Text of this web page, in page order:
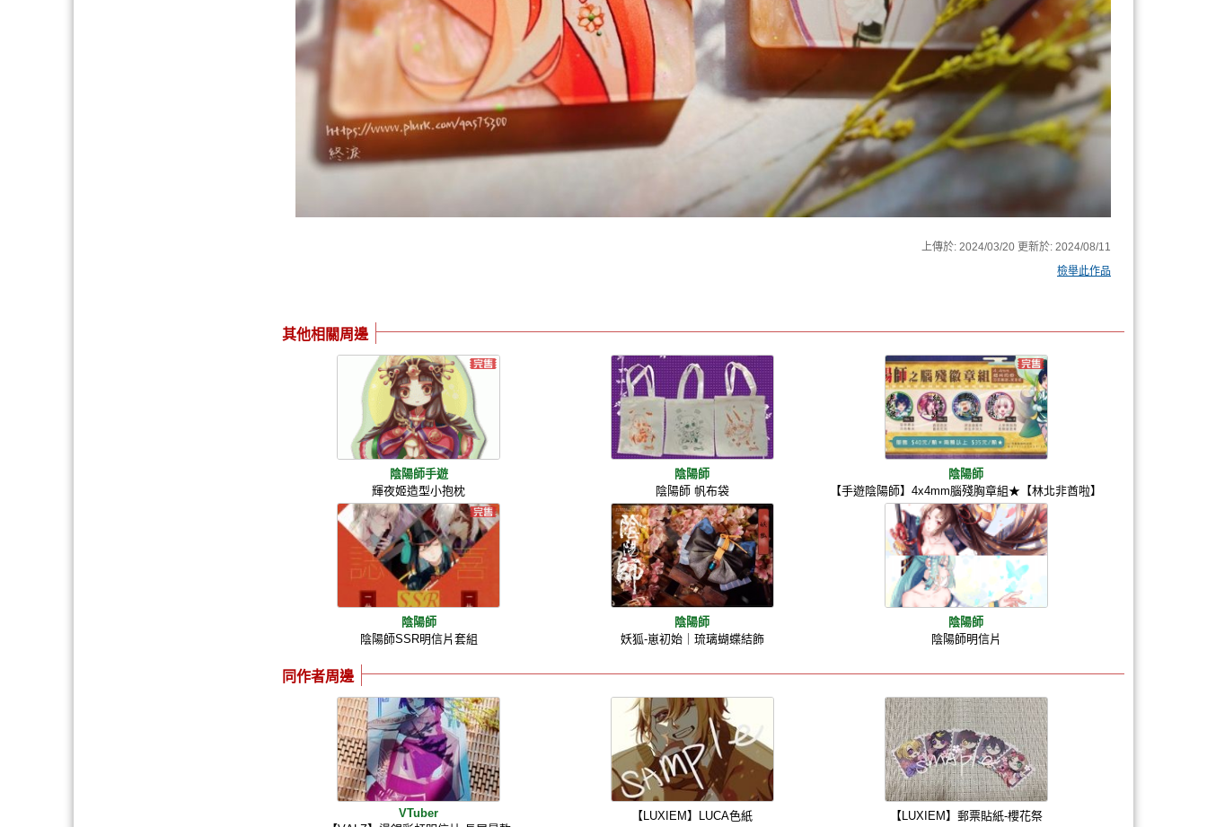
上傳於: 2024/03/20 更新於: 2024/08/11
檢舉此作品
其他相關周邊
陰陽師手遊
輝夜姬造型小抱枕
陰陽師
陰陽師 帆布袋
陰陽師
【手遊陰陽師】4x4mm腦殘胸章組★【林北非酋啦】
陰陽師
陰陽師SSR明信片套組
陰陽師
妖狐-崽初始｜琉璃蝴蝶結飾
陰陽師
陰陽師明信片
同作者周邊
VTuber
【LUXIEM】LUCA色紙 【LUXIEM】郵票貼紙-櫻花祭